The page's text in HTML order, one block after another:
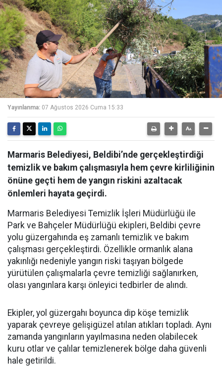
Yayınlanma: 07 Ağustos 2026 Cuma 15:33
Marmaris Belediyesi, Beldibi’nde gerçekleştirdiği
temizlik ve bakım çalışmasıyla hem çevre kirliliğinin
önüne geçti hem de yangın riskini azaltacak
önlemleri hayata geçirdi.
Marmaris Belediyesi Temizlik İşleri Müdürlüğü ile
Park ve Bahçeler Müdürlüğü ekipleri, Beldibi çevre
yolu güzergahında eş zamanlı temizlik ve bakım
çalışması gerçekleştirdi. Özellikle ormanlık alana
yakınlığı nedeniyle yangın riski taşıyan bölgede
yürütülen çalışmalarla çevre temizliği sağlanırken,
olası yangınlara karşı önleyici tedbirler de alındı.
Ekipler, yol güzergahı boyunca dip köşe temizlik
yaparak çevreye gelişigüzel atılan atıkları topladı. Aynı
zamanda yangınların yayılmasına neden olabilecek
kuru otlar ve çalılar temizlenerek bölge daha güvenli
hale getirildi.